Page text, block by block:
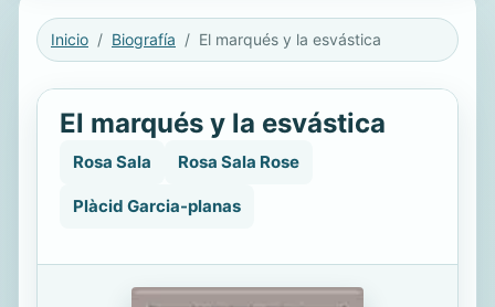
Inicio Biografía El marqués y la esvástica
El marqués y la esvástica
Rosa Sala Rosa Sala Rose
Plàcid Garcia-planas